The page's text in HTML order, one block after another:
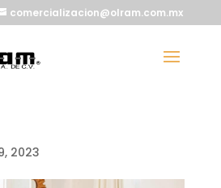
comercializacion@olram.com.mx
2023